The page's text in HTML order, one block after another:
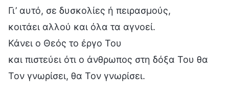
Γι’ αυτό, σε δυσκολίες ή πειρασμούς,
κοιτάει αλλού και όλα τα αγνοεί.
Κάνει ο Θεός το έργο Του
και πιστεύει ότι ο άνθρωπος στη δόξα Του θα
Τον γνωρίσει, θα Τον γνωρίσει.